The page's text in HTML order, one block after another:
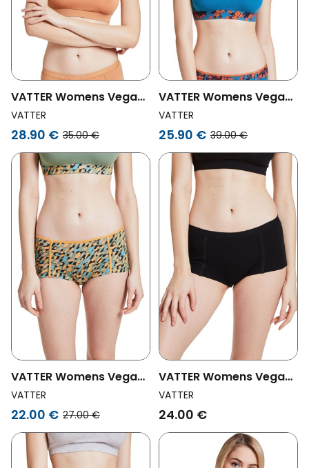
VATTER Womens Vegan
Bralette Paula Light
Orange
VATTER
28.90 € 35.00 €
VATTER Womens Vegan
Bralette Paula Orange
Flowers
VATTER
25.90 € 39.00 €
VATTER Womens Vegan
Shorts Emma Terrazzo
VATTER
22.00 € 27.00 €
VATTER Womens Vegan
Shorts Emma Black
VATTER
24.00 €